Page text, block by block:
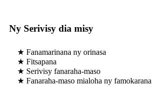
Ny Serivisy dia misy
★ Fanamarinana ny orinasa
★ Fitsapana
★ Serivisy fanaraha-maso
★ Fanaraha-maso mialoha ny famokarana